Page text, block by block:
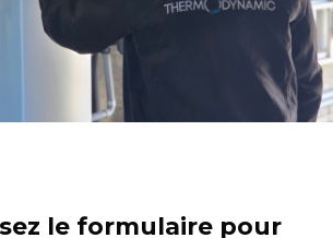
le formulaire pour